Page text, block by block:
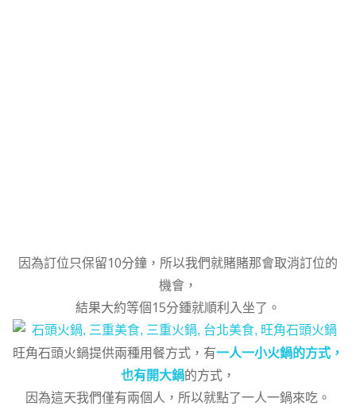
因為訂位只保留10分鐘，所以我們就賭賭那會取消訂位的
機會，
結果大約等個15分鍾就順利入坐了。
旺角石頭火鍋提供兩種用餐方式，有一人一小火鍋的方式，
也有開大鍋的方式，
因為這天我們僅有兩個人，所以就點了一人一鍋來吃。